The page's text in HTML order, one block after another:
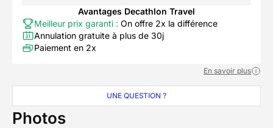
Avantages Decathlon Travel
Meilleur prix garanti : On offre 2x la différence
Annulation gratuite à plus de 30j
Paiement en 2x
En savoir plus
UNE QUESTION ?
Photos